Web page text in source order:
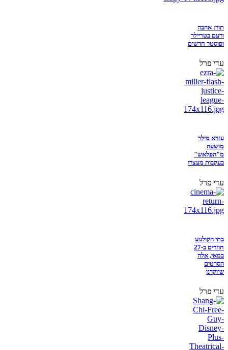
תור: אהבה
ורעם בטריילר
ופוסטר חדשים
עדי פרל
עזרא מילר
מושעה
מ"הפלאש"
בעקבות מעצרו
עדי פרל
בתי הקולנוע
חוזרים ב-27
במאי, אלה
הסרטים
שיוקרנו
עדי פרל